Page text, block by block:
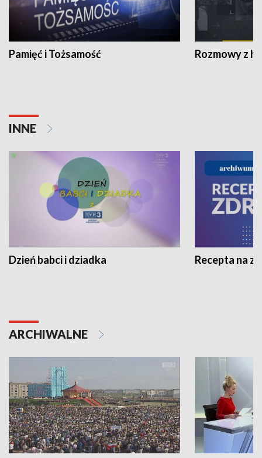
Pamięć i Tożsamość Rozmowy z
INNE
Dzień babci i dziadka Recepta na
ARCHIWALNE